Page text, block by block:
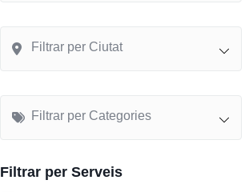
Filtrar per Ciutat
Filtrar per Categories
Filtrar per Serveis